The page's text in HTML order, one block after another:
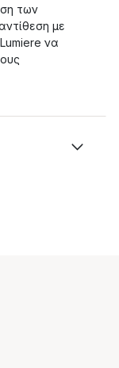
των
με
να